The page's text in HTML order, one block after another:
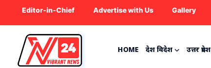
Editor-in-Chief Advertise with Us Gallery
HOME देश विदेश उत्तर प्रदेश
Home